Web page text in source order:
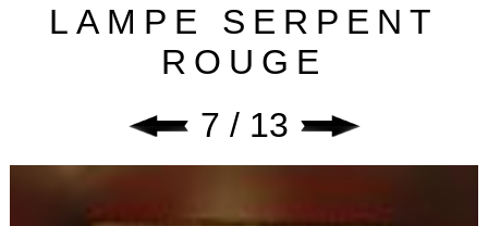
LAMPE SERPENT
ROUGE
7 / 13